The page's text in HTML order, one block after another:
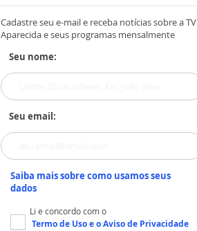
Cadastre seu e-mail e receba notícias sobre a TV
Aparecida e seus programas mensalmente
Seu nome:
Seu email:
Saiba mais sobre como usamos seus
dados
Li e concordo com o
Termo de Usoe oAviso de Privacidade